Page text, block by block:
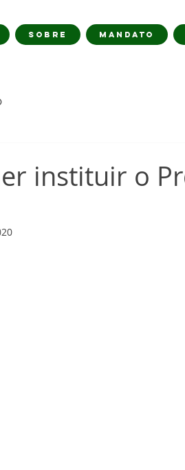
SOBRE MANDATO
instituir o